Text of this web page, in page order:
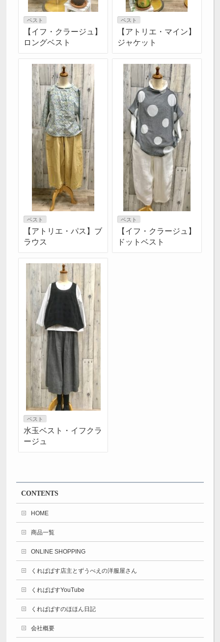
ベスト
【イフ・クラージュ】
ロングベスト
ベスト
【アトリエ・マイン】
ジャケット
ベスト
【アトリエ・パス】ブ
ラウス
ベスト
【イフ・クラージュ】
ドットベスト
ベスト
水玉ベスト・イフクラ
ージュ
CONTENTS
HOME
商品一覧
ONLINE SHOPPING
くれぱぱす店主とずうべえの洋服屋さん
くれぱぱすYouTube
くれぱぱすのほほん日記
会社概要